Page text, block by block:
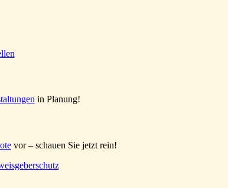
in Planung!
vor – schauen Sie jetzt rein!